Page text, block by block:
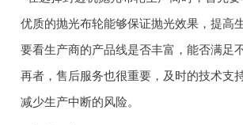
优质的抛光布轮能够保证抛光效果，提高
要看生产商的产品线是否丰富，能否满足
再者，售后服务也很重要，及时的技术支
减少生产中断的风险。